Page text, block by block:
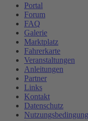
Portal
Forum
FAQ
Galerie
Marktplatz
Fahrerkarte
Veranstaltungen
Anleitungen
Partner
Links
Kontakt
Datenschutz